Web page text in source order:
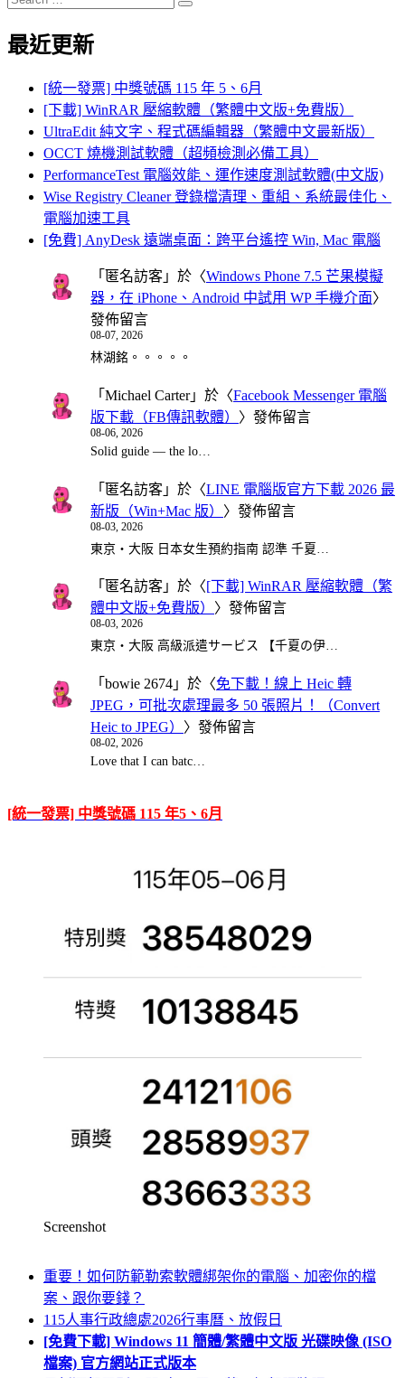
for:
Search
最近更新
[統一發票] 中獎號碼 115 年 5、6月
[下載] WinRAR 壓縮軟體（繁體中文版+免費版）
UltraEdit 純文字、程式碼編輯器（繁體中文最新版）
OCCT 燒機測試軟體（超頻檢測必備工具）
PerformanceTest 電腦效能、運作速度測試軟體(中文版)
Wise Registry Cleaner 登錄檔清理、重組、系統最佳化、
電腦加速工具
[免費] AnyDesk 遠端桌面：跨平台遙控 Win, Mac 電腦
「 匿名訪客 」於〈Windows Phone 7.5 芒果模擬
器，在 iPhone、Android 中試用 WP 手機介面〉
發佈留言
08-07, 2026
林湖銘。。。。。
「 Michael Carter」於〈Facebook Messenger 電腦
版下載（FB傳訊軟體） 〉發佈留言
08-06, 2026
Solid guide — the lo…
「 匿名訪客 」於〈LINE 電腦版官方下載 2026 最
新版（Win+Mac 版） 〉發佈留言
08-03, 2026
東京・大阪 日本女生預約指南 認準 千夏…
「 匿名訪客 」於〈[下載] WinRAR 壓縮軟體（繁
體中文版+免費版） 〉發佈留言
08-03, 2026
東京・大阪 高級派遣サービス 【千夏の伊…
「 bowie 2674 」於〈免下載！線上 Heic 轉
JPEG，可批次處理最多 50 張照片！（Convert
Heic to JPEG） 〉發佈留言
08-02, 2026
Love that I can batc…
[統一發票] 中獎號碼 115 年5、6月
Screenshot
重要！如何防範勒索軟體綁架你的電腦、加密你的檔
案、跟你要錢？
115人事行政總處2026行事曆、放假日
[免費下載] Windows 11 簡體/繁體中文版 光碟映像 (ISO
檔案) 官方網站正式版本